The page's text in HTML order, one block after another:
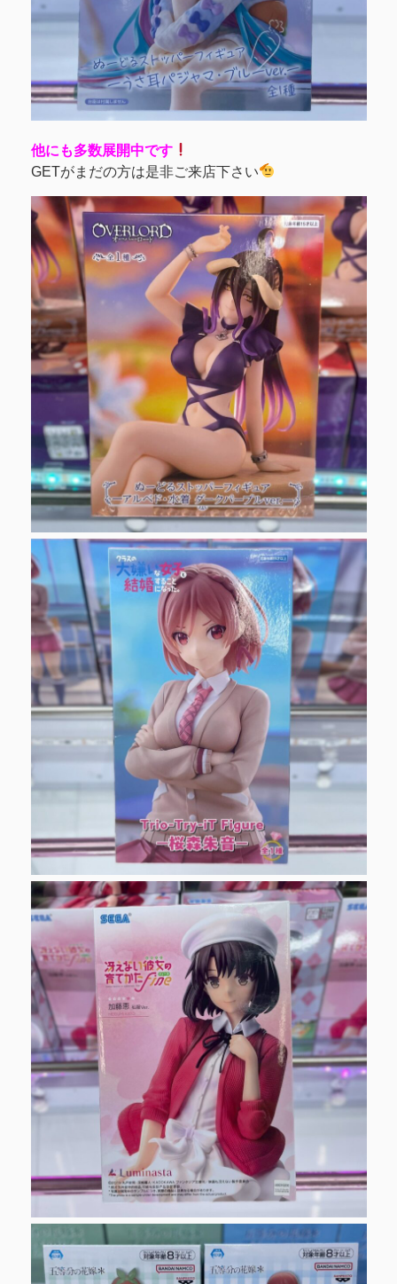
他にも多数展開中です
GETがまだの方は是非ご来店下さい